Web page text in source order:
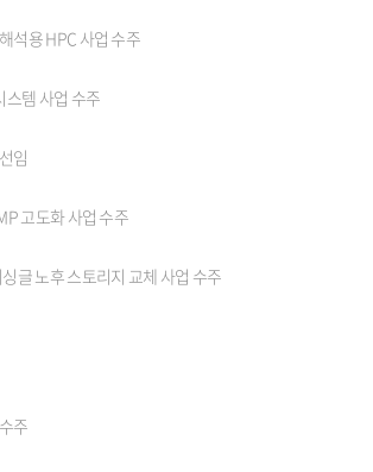
석용 HPC 사업 수주
스템 사업 수주
임
고도화 사업 수주
글 노후 스토리지 교체 사업 수주
주